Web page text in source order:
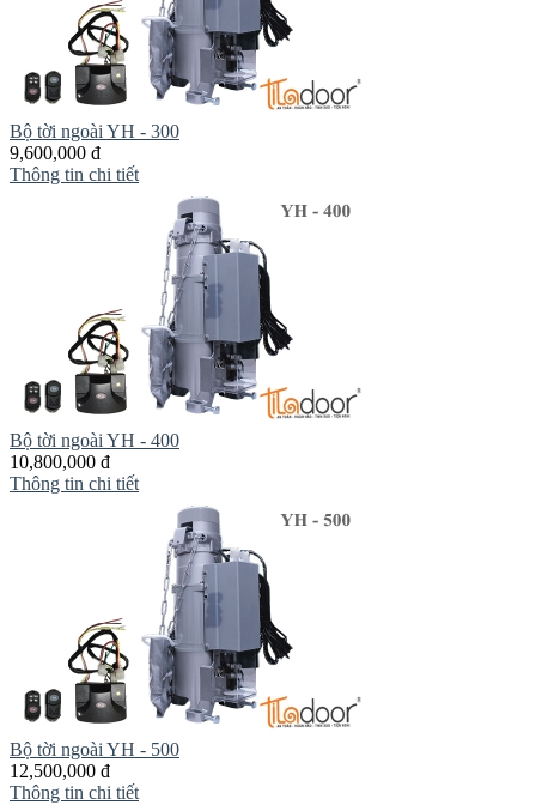
Bộ tời ngoài YH - 300
9,600,000 đ
Thông tin chi tiết
Bộ tời ngoài YH - 400
10,800,000 đ
Thông tin chi tiết
Bộ tời ngoài YH - 500
12,500,000 đ
Thông tin chi tiết